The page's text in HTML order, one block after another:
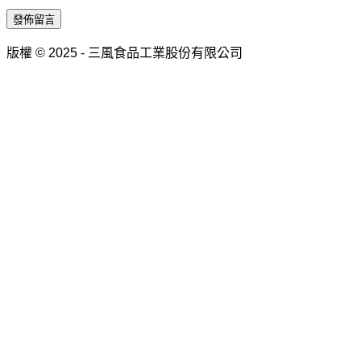
發佈留言
版權 © 2025 - 三風食品工業股份有限公司